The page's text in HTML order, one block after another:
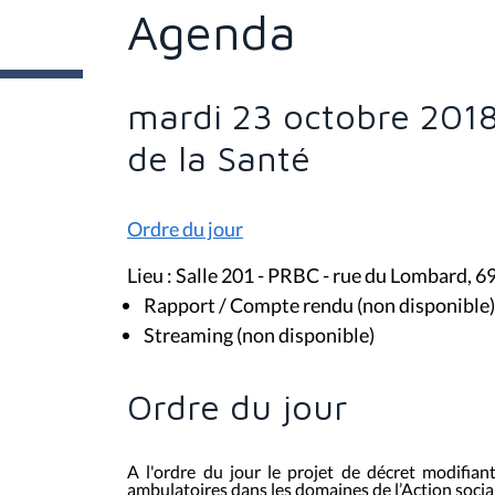
e
s
Agenda
mardi 23 octobre
de la Santé
Ordre du jour
Lieu : Salle 201 - PRBC - rue du Lombard,
Rapport / Compte rendu (non disponible)
Streaming (non disponible)
Ordre du jour
A l'ordre du jour le projet de décret
ambulatoires dans les domaines de l’Action